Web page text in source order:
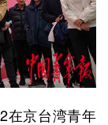
在京台湾青年